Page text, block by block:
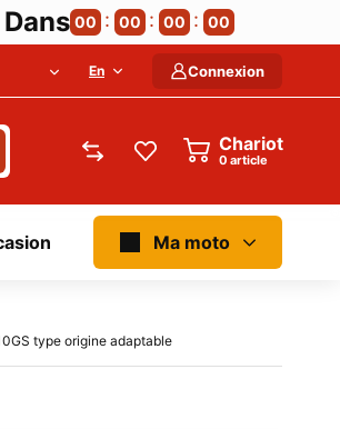
00 00 00 00
En Connexion
Chariot
article
Ma moto
type origine adaptable